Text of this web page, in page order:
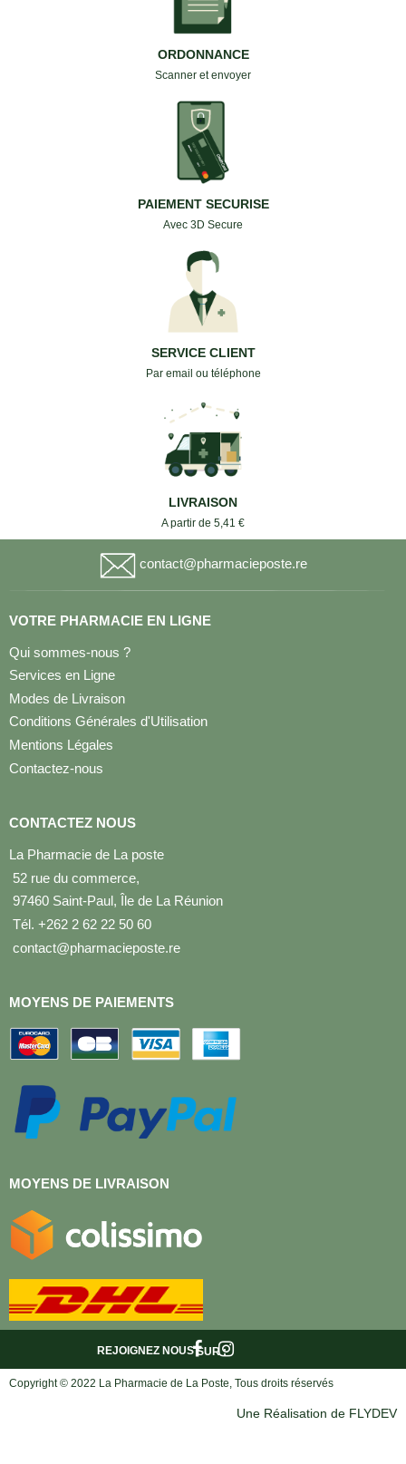
ORDONNANCE
Scanner et envoyer
PAIEMENT SECURISE
Avec 3D Secure
SERVICE CLIENT
Par email ou téléphone
LIVRAISON
A partir de 5,41 €
contact@pharmacieposte.re
VOTRE PHARMACIE EN LIGNE
Qui sommes-nous ?
Services en Ligne
Modes de Livraison
Conditions Générales d'Utilisation
Mentions Légales
Contactez-nous
CONTACTEZ NOUS
La Pharmacie de La poste
52 rue du commerce,
97460 Saint-Paul, Île de La Réunion
Tél. +262 2 62 22 50 60
contact@pharmacieposte.re
MOYENS DE PAIEMENTS
MOYENS DE LIVRAISON
SUR :
REJOIGNEZ NOUS
Copyright © 2022 La Pharmacie de La Poste, Tous droits réservés
Une Réalisation de FLYDEV